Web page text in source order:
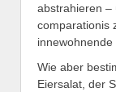
abstrahieren –
comparationis
Wie aber
Eiersalat, der